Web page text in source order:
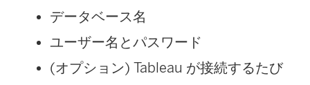
データベース名
ユーザー名とパスワード
(オプション) Tableau が接続するたび